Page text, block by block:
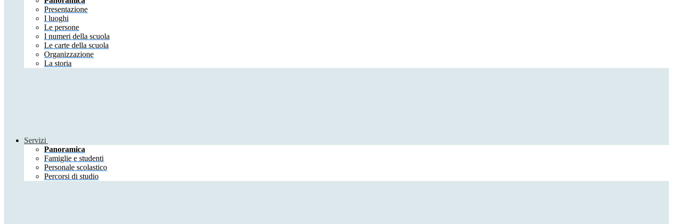
Presentazione
I luoghi
Le persone
I numeri della scuola
Le carte della scuola
Organizzazione
La storia
Servizi
Panoramica
Famiglie e studenti
Personale scolastico
Percorsi di studio